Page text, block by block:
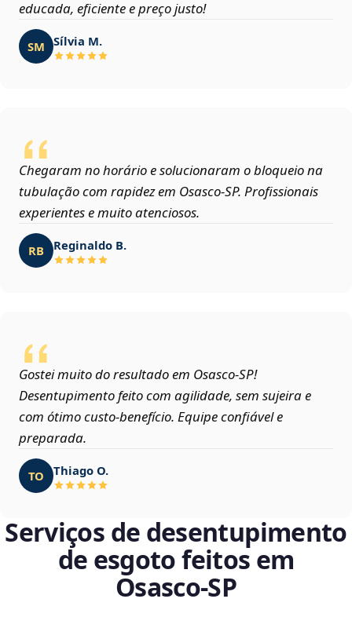
educada, eficiente e preço justo!
SM Sílvia M.
Chegaram no horário e solucionaram o bloqueio na
tubulação com rapidez em Osasco‑SP. Profissionais
experientes e muito atenciosos.
RB Reginaldo B.
Gostei muito do resultado em Osasco‑SP!
Desentupimento feito com agilidade, sem sujeira e
com ótimo custo-benefício. Equipe confiável e
preparada.
TO Thiago O.
Serviços de desentupimento
de esgoto feitos em
Osasco‑SP